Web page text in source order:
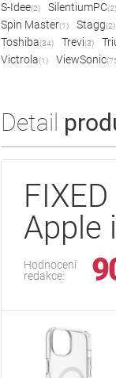
S-Idee(2) SilentiumPC(2)
Spin Master(1) Stagg(2)
Toshiba(34) Trevi(3)
Victrola(1) ViewSonic
Detail
Apple
Hodnocení
redakce: